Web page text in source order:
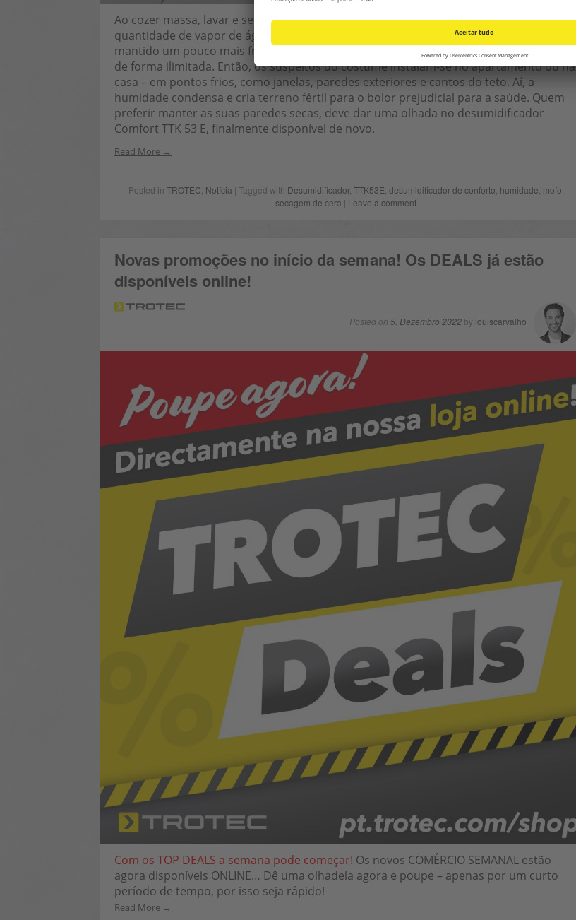
Ao cozer massa, lavar e secar roupa, tomar duche ou banho é produzida uma certa
quantidade de vapor de água. O que fazer com tanta humidade? O ar ambiente, que é
mantido um pouco mais fresco nesta altura, não consegue absorver esta humidade
de forma ilimitada. Então, os suspeitos do costume instalam-se no apartamento ou na
casa – em pontos frios, como janelas, paredes exteriores e cantos do teto. Aí, a
humidade condensa e cria terreno fértil para o bolor prejudicial para a saúde. Quem
preferir manter as suas paredes secas, deve dar uma olhada no desumidificador
Comfort TTK 53 E, finalmente disponível de novo.
Read More
Posted in TROTEC Notícia | Tagged with Desumidificador, TTK53E desumidificador de conforto humidade mofo
secagem de cera | Leave a comment
Novas promoções no início da semana! Os DEALS já estão
disponíveis online!
Posted on 5. Dezembro 2022by louiscarvalho
Com os TOP DEALS a semana pode começar! Os novos COMÉRCIO SEMANAL estão
agora disponíveis ONLINE… Dê uma olhadela agora e poupe – apenas por um curto
período de tempo, por isso seja rápido!
Read More